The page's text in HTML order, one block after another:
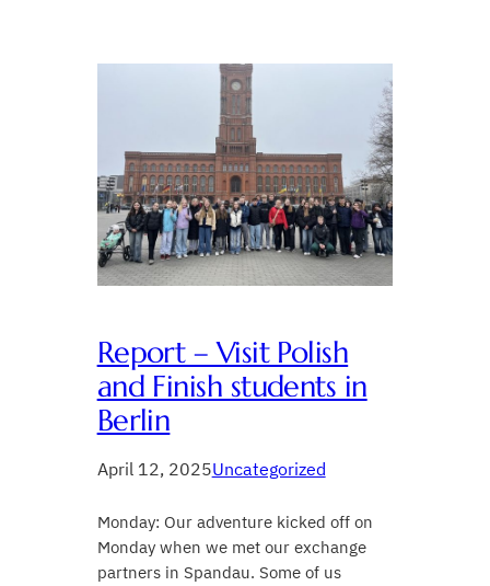
Report – Visit Polish
and Finish students in
Berlin
April 12, 2025Uncategorized
Monday: Our adventure kicked off on
Monday when we met our exchange
partners in Spandau. Some of us